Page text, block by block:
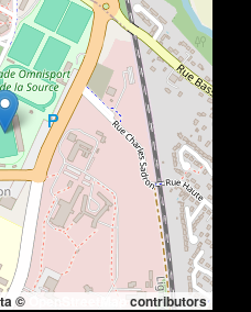
© OpenStreetMap contributors